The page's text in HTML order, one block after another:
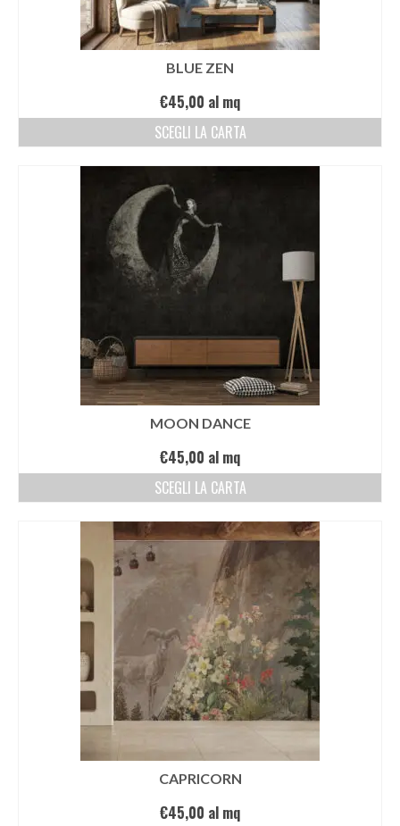
BLUE ZEN
€45,00 al mq
SCEGLI LA CARTA
MOON DANCE
€45,00 al mq
SCEGLI LA CARTA
CAPRICORN
€45,00 al mq